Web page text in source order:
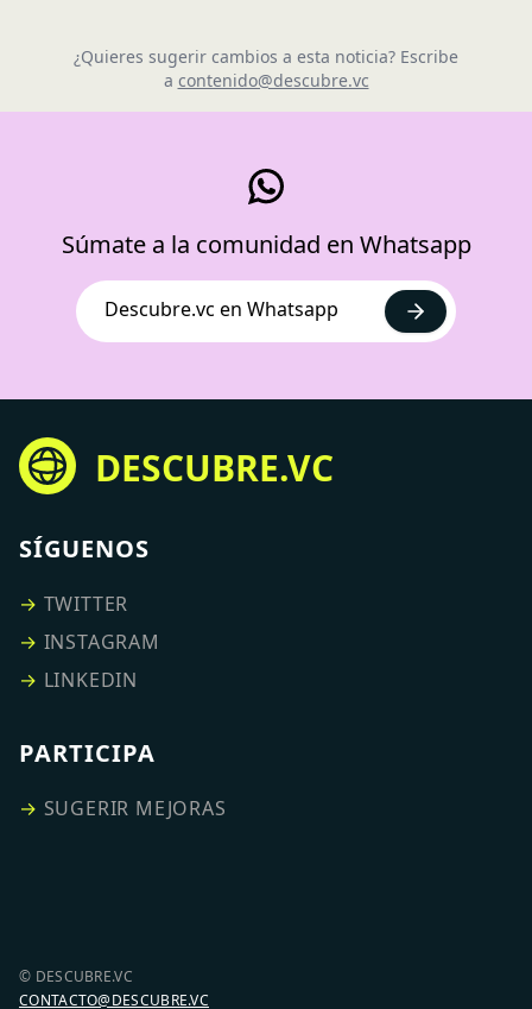
¿Quieres sugerir cambios a esta noticia? Escribe
a contenido@descubre.vc
Súmate a la comunidad en Whatsapp
Descubre.vc en Whatsapp
DESCUBRE.VC
SÍGUENOS
→ TWITTER
→ INSTAGRAM
→ LINKEDIN
PARTICIPA
→ SUGERIR MEJORAS
© DESCUBRE.VC
CONTACTO@DESCUBRE.VC